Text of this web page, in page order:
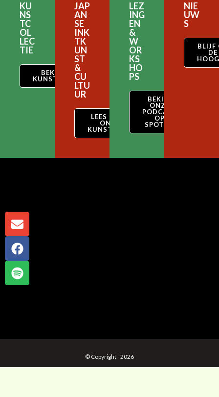
KU
NS
TC
OL
LEC
TIE
BEKIJK ONZE
KUNSTCOLLECTIE
JAP
AN
SE
INK
TK
UN
ST
&
CU
LTU
UR
LEES OVER
ONZE
KUNSTSTIJL
LEZ
ING
EN
&
W
OR
KS
HO
PS
BEKIJK
ONZE
PODCAST
OP
SPOTIFY
NIE
UW
S
BLIJF
DE
© Copyright - 2026